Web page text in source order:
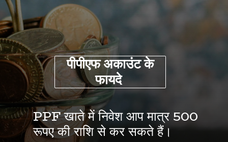
PPF खाते में निवेश आप मात्र 500
रूपए की राशि से कर सकते हैं।
पीपीएफ अकाउंट के
फायदे